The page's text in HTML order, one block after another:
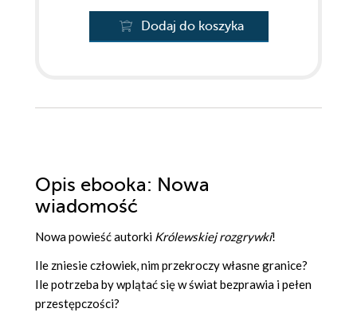
Dodaj do koszyka
Opis ebooka: Nowa
wiadomość
Nowa powieść autorki Królewskiej rozgrywki!
Ile zniesie człowiek, nim przekroczy własne granice?
Ile potrzeba by wplątać się w świat bezprawia i pełen
przestępczości?